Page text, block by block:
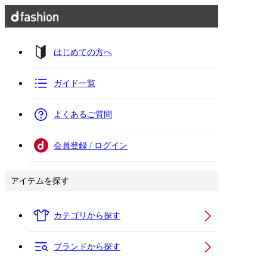
はじめての方へ
ガイド一覧
よくあるご質問
会員登録 / ログイン
アイテムを探す
カテゴリから探す
ブランドから探す